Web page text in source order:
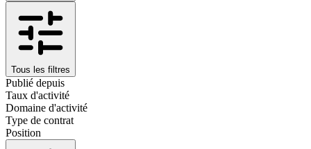
Tous les filtres
Publié depuis
Taux d'activité
Domaine d'activité
Type de contrat
Position